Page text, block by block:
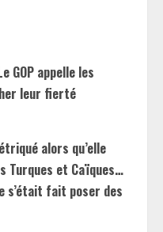
GOP appelle les
leur fierté
alors qu’elle
Turques et Caïques…
s’était fait poser des